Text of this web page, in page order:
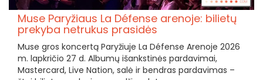
Muse Paryžiaus La Défense arenoje: bilietų
prekyba netrukus prasidės
Muse gros koncertą Paryžiuje La Défense Arenoje 2026
m. lapkričio 27 d. Albumų išankstinės pardavimai,
Mastercard, Live Nation, salė ir bendras pardavimas –